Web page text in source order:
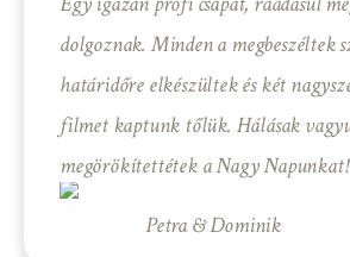
dolgoznak. Minden a megbeszéltek
határidőre elkészültek és két
filmet kaptunk tőlük. Hálásak
megörökítettétek a Nagy Napunkat!
Petra & Dominik